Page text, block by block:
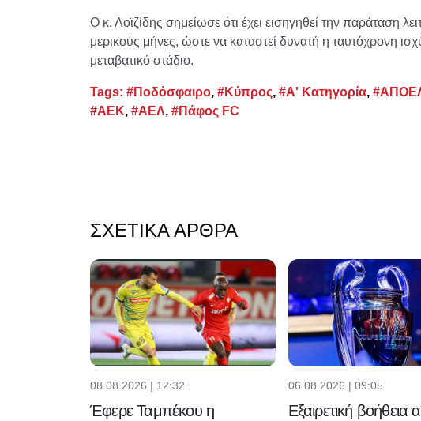
Ο κ. Λοϊζίδης σημείωσε ότι έχει εισηγηθεί την παράταση
μερικούς μήνες, ώστε να καταστεί δυνατή η ταυτόχρονη
μεταβατικό στάδιο.
Tags: #Ποδόσφαιρο, #Κύπρος, #Α' Κατηγορία,
#ΑΕΚ, #ΑΕΛ, #Πάφος FC
ΣΧΕΤΙΚΆ ΆΡΘΡΑ
08.08.2026 | 12:32
Έφερε Ταμπέκου η
06.08.2026 | 09:05
Εξαιρετική βοήθεια